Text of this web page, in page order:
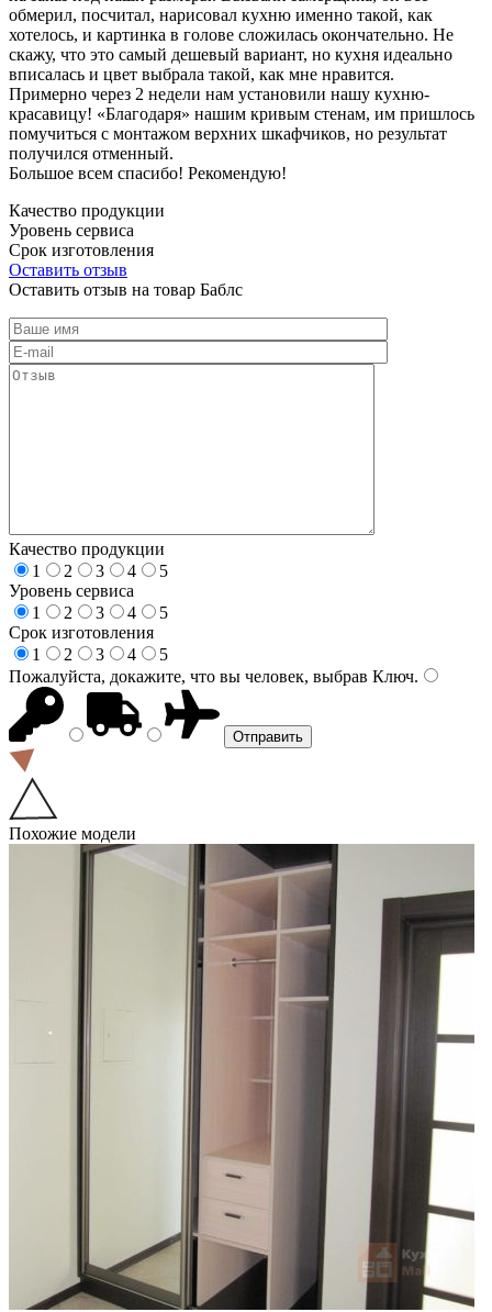
обмерил, посчитал, нарисовал кухню именно такой, как
хотелось, и картинка в голове сложилась окончательно. Не
скажу, что это самый дешевый вариант, но кухня идеально
вписалась и цвет выбрала такой, как мне нравится.
Примерно через 2 недели нам установили нашу кухню-
красавицу! «Благодаря» нашим кривым стенам, им пришлось
помучиться с монтажом верхних шкафчиков, но результат
получился отменный.
Большое всем спасибо! Рекомендую!
Качество продукции
Уровень сервиса
Срок изготовления
Оставить отзыв
Оставить отзыв на товар Баблс
Качество продукции
1
2 3 4
5
Уровень сервиса
1
2 3 4
5
Срок изготовления
1
2 3 4
5
Пожалуйста, докажите, что вы человек, выбрав Ключ.
Похожие модели